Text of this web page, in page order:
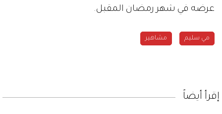
عرضه في شهر رمضان المقبل.
مي سليم مشاهير
إقرأ أيضاً